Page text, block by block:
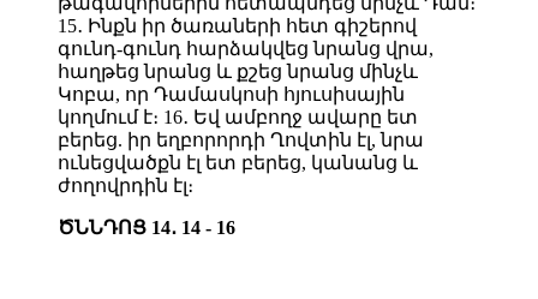
15․ Ինքն իր ծառաների հետ գիշերով
գունդ-գունդ հարձակվեց նրանց վրա,
հաղթեց նրանց և քշեց նրանց մինչև
Կոբա, որ Դամասկոսի հյուսիսային
կողմում է։ 16․ Եվ ամբողջ ավարը ետ
բերեց. իր եղբորորդի Ղովտին էլ, նրա
ունեցվածքն էլ ետ բերեց, կանանց և
ժողովրդին էլ։
ԾՆՆԴՈՑ 14․ 14 - 16